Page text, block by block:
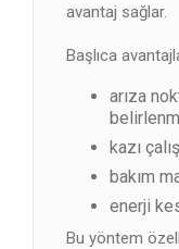
avantaj sağlar.
Başlıca
arıza
kazı
bakım
enerji
Bu yöntem